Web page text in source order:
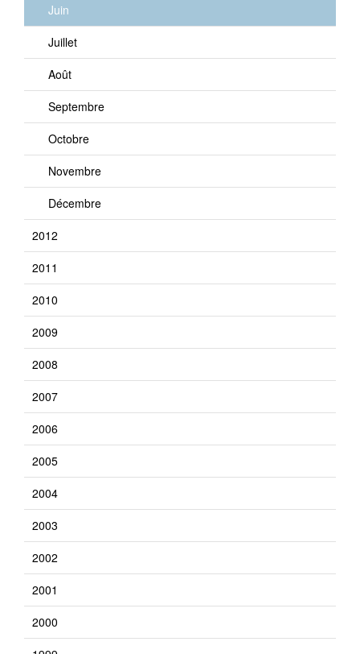
Juin
Juillet
Août
Septembre
Octobre
Novembre
Décembre
2012
2011
2010
2009
2008
2007
2006
2005
2004
2003
2002
2001
2000